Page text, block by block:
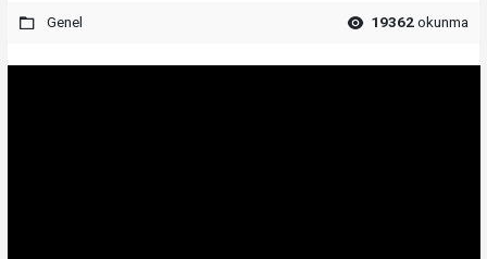
Genel 19362okunma